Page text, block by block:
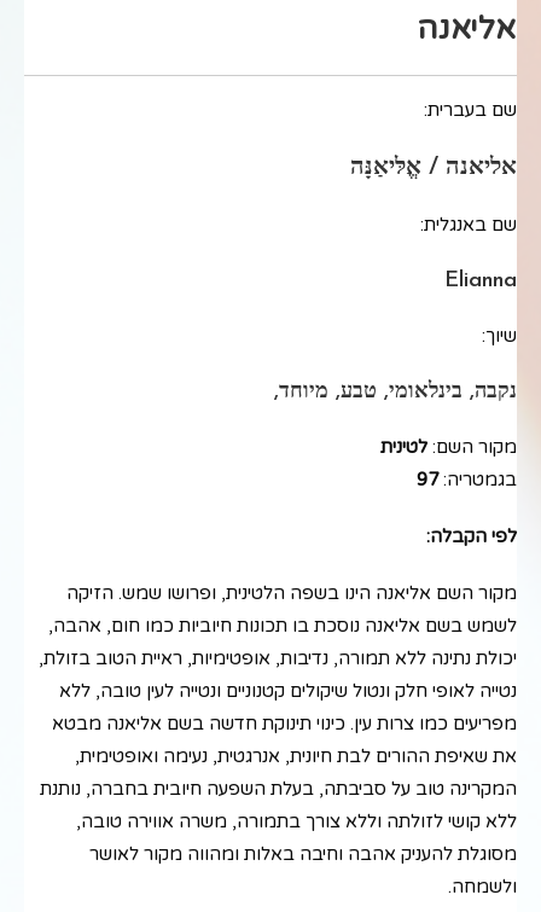
אליאנה
שם בעברית:
אליאנה / אֱלּיאַנָּה
שם באנגלית:
Elianna
שיוך:
נקבה, בינלאומי, טבע, מיוחד,
מקור השם: לטינית
בגמטריה:97
לפי הקבלה:
מקור השם אליאנה הינו בשפה הלטינית, ופרושו שמש. הזיקה
לשמש בשם אליאנה נוסכת בו תכונות חיוביות כמו חום, אהבה,
יכולת נתינה ללא תמורה, נדיבות, אופטימיות, ראיית הטוב בזולת,
נטייה לאופי חלק ונטול שיקולים קטנוניים ונטייה לעין טובה, ללא
מפריעים כמו צרות עין. כינוי תינוקת חדשה בשם אליאנה מבטא
את שאיפת ההורים לבת חיונית, אנרגטית, נעימה ואופטימית,
המקרינה טוב על סביבתה, בעלת השפעה חיובית בחברה, נותנת
ללא קושי לזולתה וללא צורך בתמורה, משרה אווירה טובה,
מסוגלת להעניק אהבה וחיבה באלות ומהווה מקור לאושר
ולשמחה.